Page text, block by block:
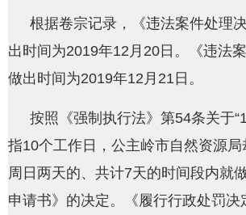
根据卷宗记录，《违法案件处理
出时间为2019年12月20日。《违法
做出时间为2019年12月21日。
按照《强制执行法》第54条关于
指10个工作日，公主岭市自然资源局
周日两天的、共计7天的时间段内就
申请书》的决定。《履行行政处罚决